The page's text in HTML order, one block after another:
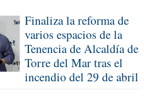
Finaliza la reforma de
varios espacios de la
Tenencia de Alcaldía de
Torre del Mar tras el
incendio del 29 de abril